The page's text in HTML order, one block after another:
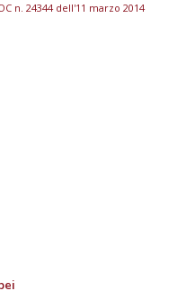
n. 24344 dell'11 marzo 2014